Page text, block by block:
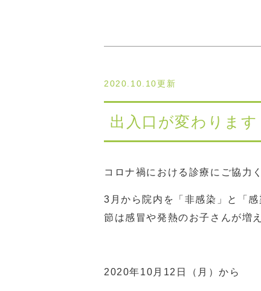
2020.10.10更新
出入口が変わります
コロナ禍における診療にご協力
3月から院内を「非感染」と「
節は感冒や発熱のお子さんが増
2020年10月12日（月）から